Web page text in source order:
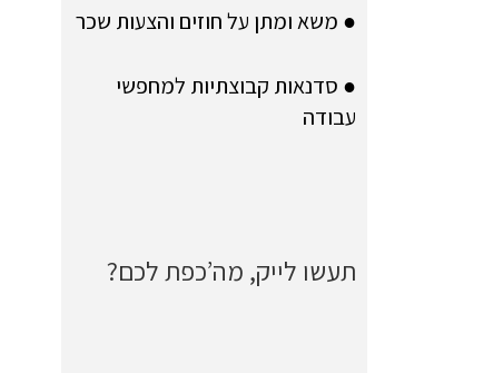
● משא ומתן על חוזים והצעות שכר
● סדנאות קבוצתיות למחפשי
עבודה
תעשו לייק, מה’כפת לכם?